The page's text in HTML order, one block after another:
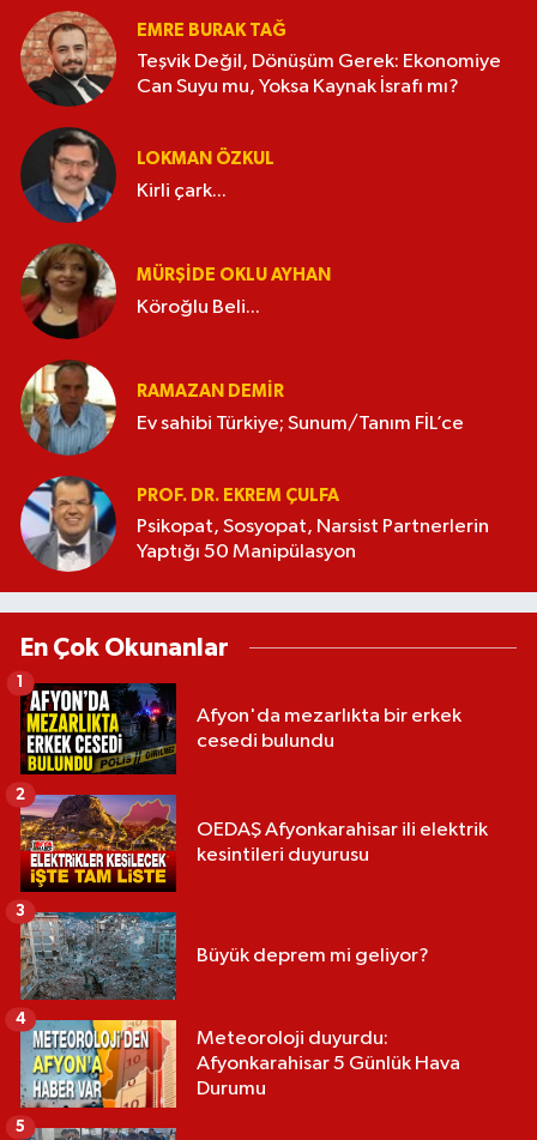
EMRE BURAK TAĞ
Teşvik Değil, Dönüşüm Gerek: Ekonomiye
Can Suyu mu, Yoksa Kaynak İsrafı mı?
LOKMAN ÖZKUL
Kirli çark...
MÜRŞIDE OKLU AYHAN
Köroğlu Beli...
RAMAZAN DEMİR
Ev sahibi Türkiye; Sunum/Tanım FİL’ce
PROF. DR. EKREM ÇULFA
Psikopat, Sosyopat, Narsist Partnerlerin
Yaptığı 50 Manipülasyon
En Çok Okunanlar
Afyon'da mezarlıkta bir erkek
cesedi bulundu
1
OEDAŞ Afyonkarahisar ili elektrik
kesintileri duyurusu
2
Büyük deprem mi geliyor?
3
Meteoroloji duyurdu:
Afyonkarahisar 5 Günlük Hava
Durumu
4
5